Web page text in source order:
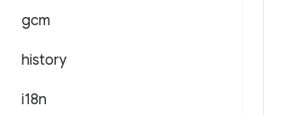
gcm
history
i18n